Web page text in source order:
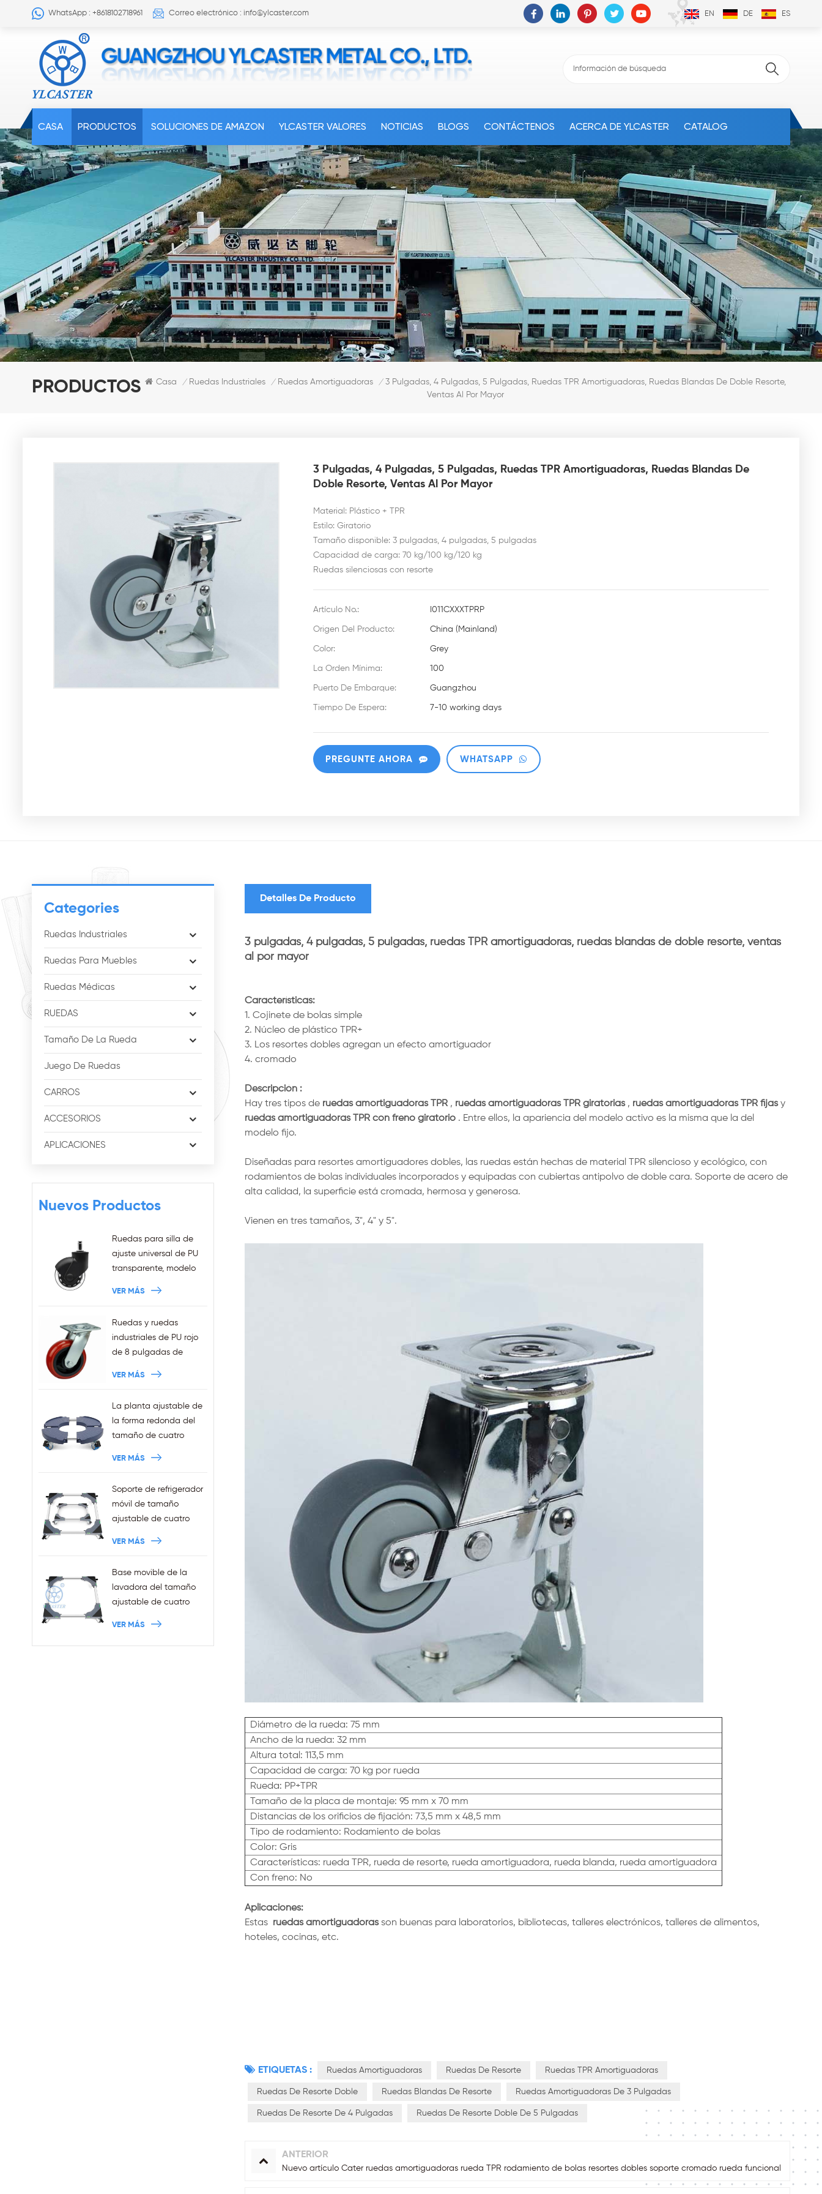
WhatsApp : +8618102718961 Correo electrónico : info@ylcaster.com EN DE ES
CASA PRODUCTOS SOLUCIONES DE AMAZON YLCASTER VALORES NOTICIAS BLOGS CONTÁCTENOS ACERCA DE YLCASTER CATALOG
PRODUCTOS Casa / Ruedas Industriales / Ruedas Amortiguadoras / 3 Pulgadas, 4 Pulgadas, 5 Pulgadas, Ruedas TPR Amortiguadoras, Ruedas Blandas De Doble Resorte,
Ventas Al Por Mayor
3 Pulgadas, 4 Pulgadas, 5 Pulgadas, Ruedas TPR Amortiguadoras, Ruedas Blandas De
Doble Resorte, Ventas Al Por Mayor
Material: Plástico + TPR
Estilo: Giratorio
Tamaño disponible: 3 pulgadas, 4 pulgadas, 5 pulgadas
Capacidad de carga: 70 kg/100 kg/120 kg
Ruedas silenciosas con resorte
Artículo No.: I011CXXXTPRP
Origen Del Producto: China (Mainland)
Color: Grey
La Orden Mínima: 100
Puerto De Embarque: Guangzhou
Tiempo De Espera: 7-10 working days
PREGUNTE AHORA WHATSAPP
Categories
Ruedas Industriales
Ruedas Para Muebles
Ruedas Médicas
RUEDAS
Tamaño De La Rueda
Juego De Ruedas
CARROS
ACCESORIOS
APLICACIONES
Nuevos Productos
Ruedas para silla de
ajuste universal de PU
transparente, modelo
silla de oficina
enchufables, ventas al
por mayor
VER MÁS
Ruedas y ruedas
industriales de PU rojo
de 8 pulgadas de
VER MÁS
La planta ajustable de
la forma redonda del
tamaño de cuatro
VER MÁS
Soporte de refrigerador
móvil de tamaño
ajustable de cuatro
VER MÁS
Base movible de la
lavadora del tamaño
ajustable de cuatro
frenos
VER MÁS
Detalles De Producto
3 pulgadas, 4 pulgadas, 5 pulgadas, ruedas TPR amortiguadoras, ruedas blandas de doble resorte, ventas
al por mayor
Características:
1. Cojinete de bolas simple
2. Núcleo de plástico TPR+
3. Los resortes dobles agregan un efecto amortiguador
4. cromado
Descripción :
Hay tres tipos de ruedas amortiguadoras TPR, ruedas amortiguadoras TPR giratorias, ruedas amortiguadoras TPR fijasy
ruedas amortiguadoras TPR con freno giratorio. Entre ellos, la apariencia del modelo activo es la misma que la del
modelo fijo.
Diseñadas para resortes amortiguadores dobles, las ruedas están hechas de material TPR silencioso y ecológico, con
rodamientos de bolas individuales incorporados y equipadas con cubiertas antipolvo de doble cara. Soporte de acero de
alta calidad, la superficie está cromada, hermosa y generosa.
Vienen en tres tamaños, 3", 4" y 5".
Diámetro de la rueda: 75 mm
Ancho de la rueda: 32 mm
Altura total: 113,5 mm
Capacidad de carga: 70 kg por rueda
Rueda: PP+TPR
Tamaño de la placa de montaje: 95 mm x 70 mm
Distancias de los orificios de fijación: 73,5 mm x 48,5 mm
Tipo de rodamiento: Rodamiento de bolas
Color: Gris
Características: rueda TPR, rueda de resorte, rueda amortiguadora, rueda blanda, rueda amortiguadora
Con freno: No
Aplicaciones:
Estas ruedas amortiguadorasson buenas para laboratorios, bibliotecas, talleres electrónicos, talleres de alimentos,
hoteles, cocinas, etc.
ETIQUETAS : Ruedas Amortiguadoras Ruedas De Resorte Ruedas TPR Amortiguadoras
Ruedas De Resorte Doble Ruedas Blandas De Resorte Ruedas Amortiguadoras De 3 Pulgadas
Ruedas De Resorte De 4 Pulgadas Ruedas De Resorte Doble De 5 Pulgadas
ANTERIOR
Nuevo artículo Cater ruedas amortiguadoras rueda TPR rodamiento de bolas resortes dobles soporte cromado rueda funcional